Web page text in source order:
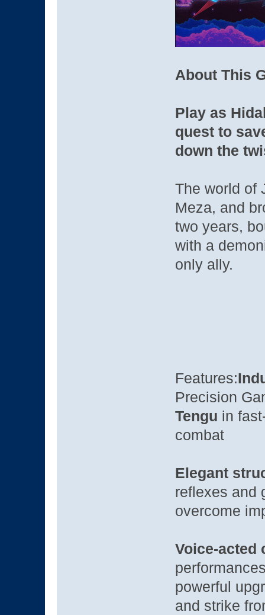
About This
Play as
quest to
down the
The world of
Meza, and
two years,
with a
only ally.
Features:
Precision
Tengu in
combat
Elegant
reflexes and
overcome
Voice-acted
powerful
and strike